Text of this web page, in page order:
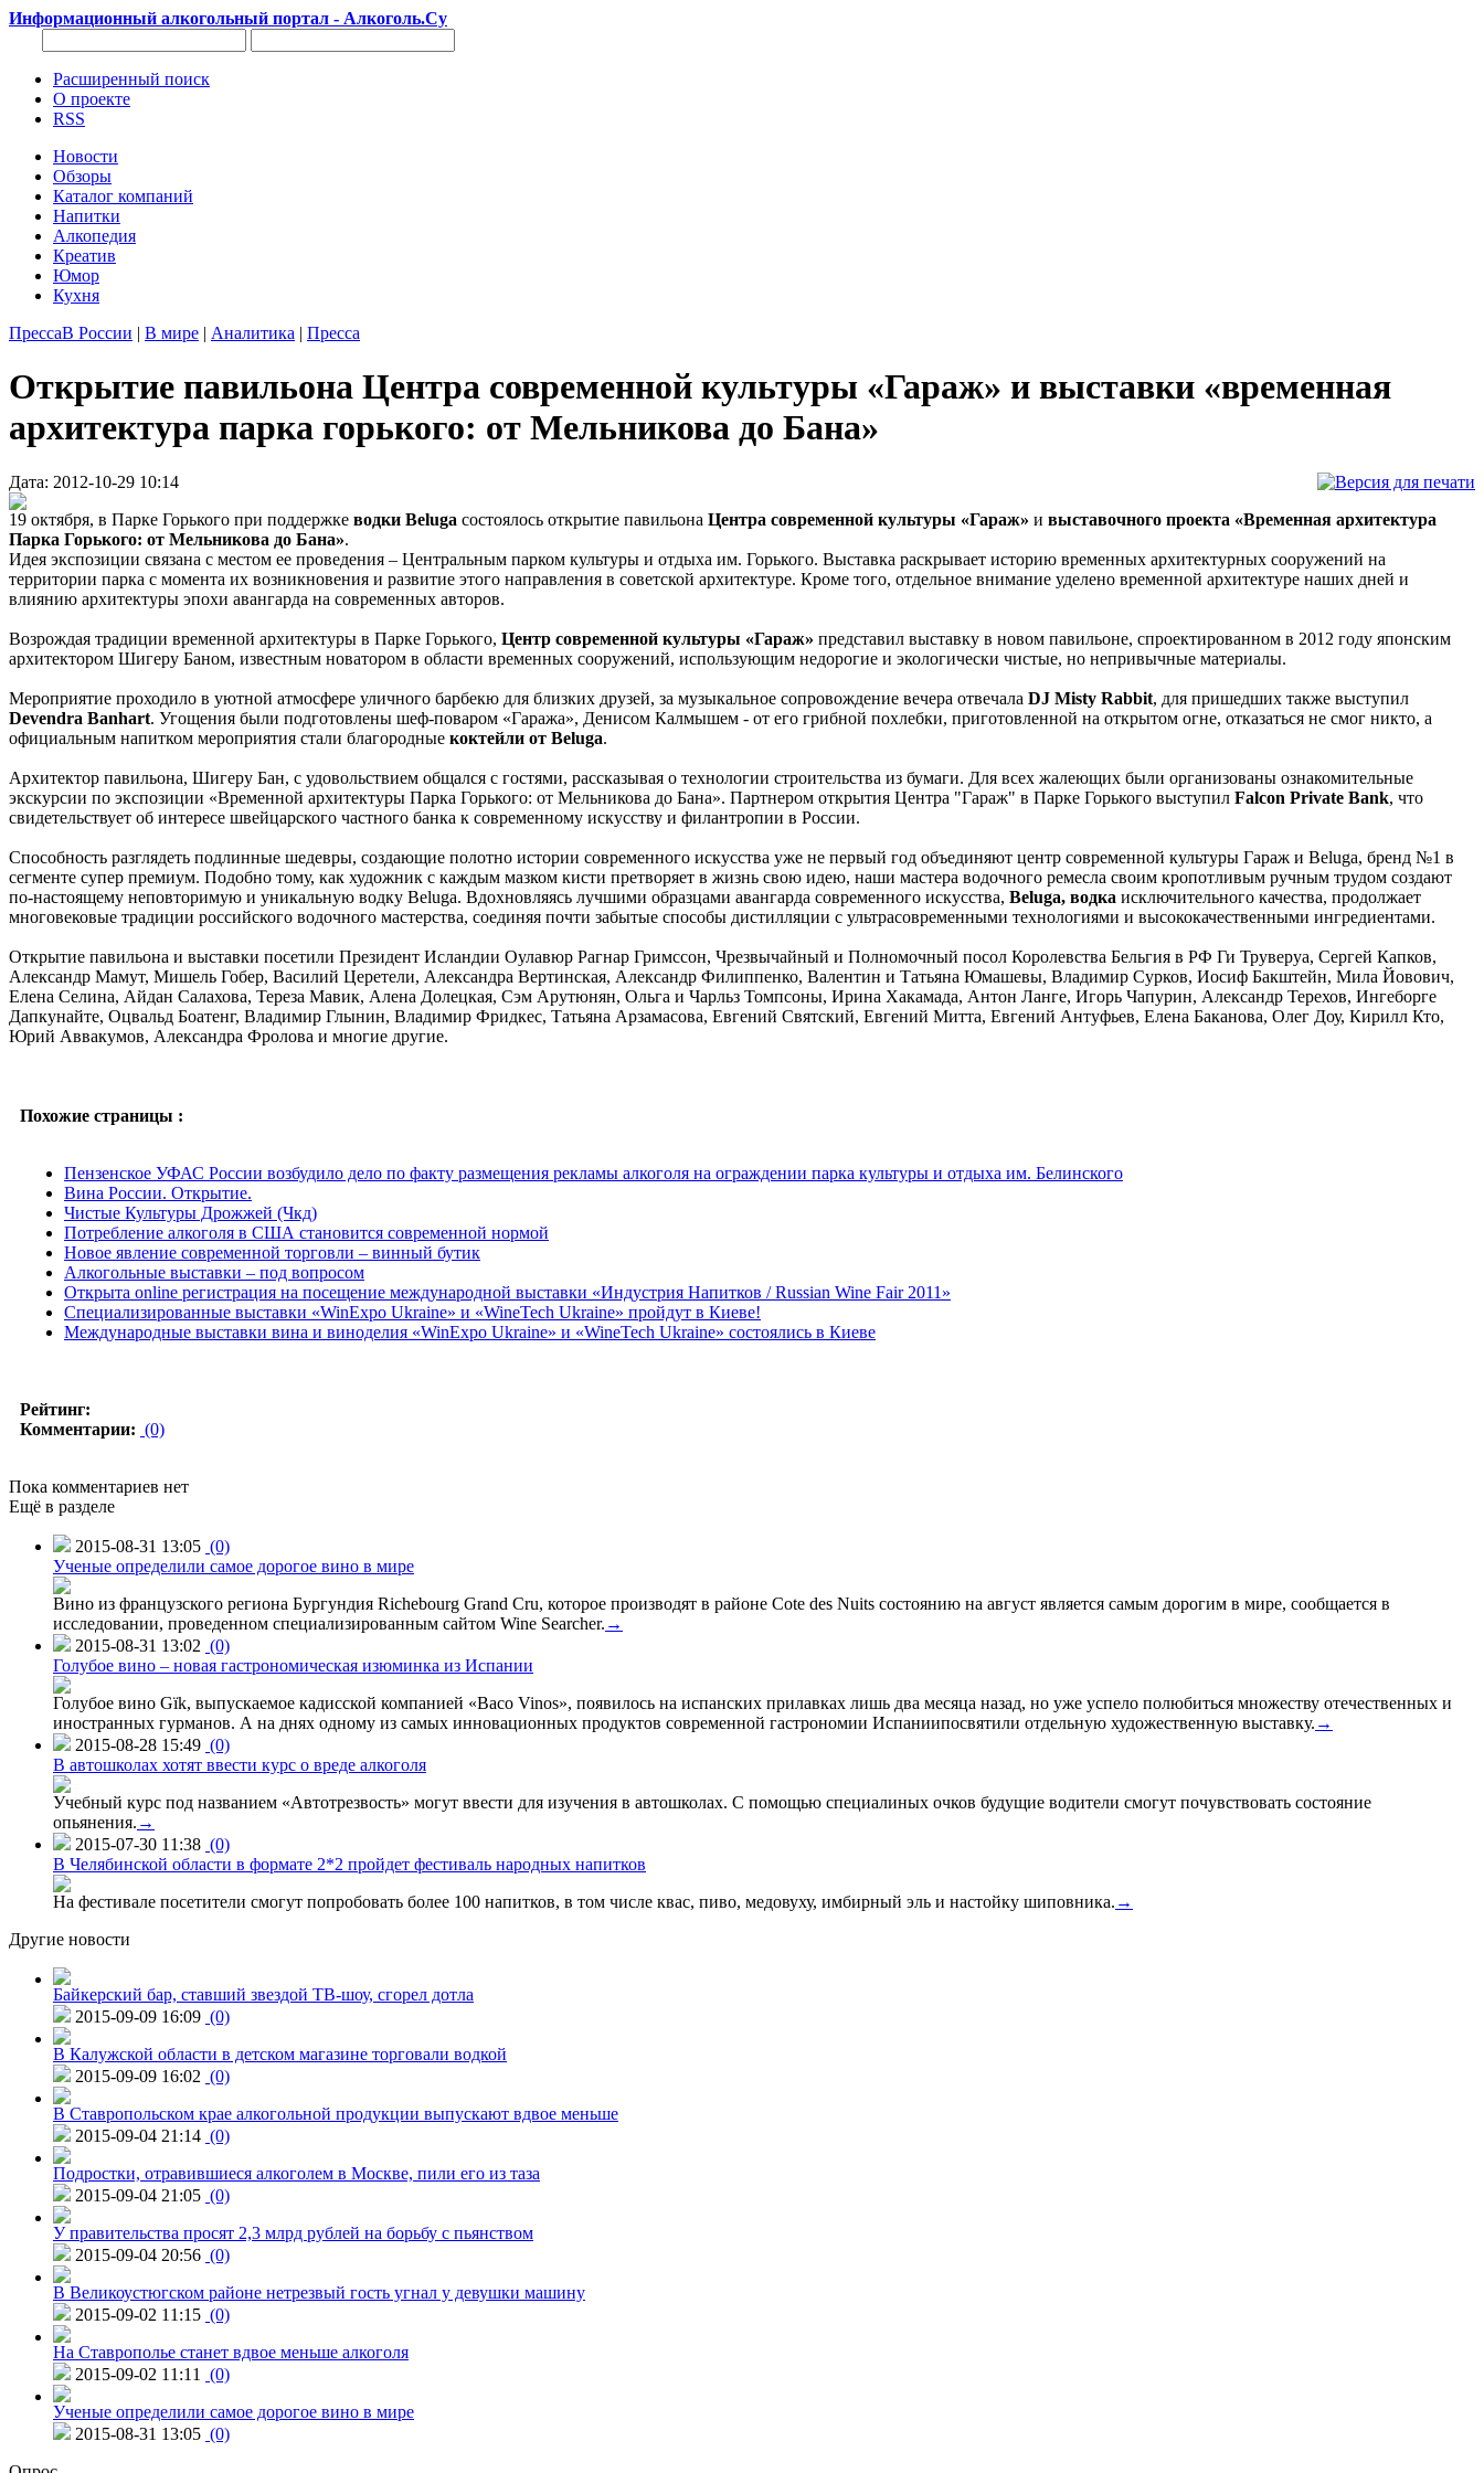
Информационный алкогольный портал - Алкоголь.Су
Расширенный поиск
О проекте
RSS
Новости
Обзоры
Каталог компаний
Напитки
Алкопедия
Креатив
Юмор
Кухня
ПрессаВ России | В мире | Аналитика | Пресса
Открытие павильона Центра современной культуры «Гараж» и выставки «временная
архитектура парка горького: от Мельникова до Бана»
Дата: 2012-10-29 10:14
19 октября, в Парке Горького при поддержке водки Beluga состоялось открытие павильона Центра современной культуры «Гараж» и выставочного проекта «Временная архитектура
Парка Горького: от Мельникова до Бана».
Идея экспозиции связана с местом ее проведения – Центральным парком культуры и отдыха им. Горького. Выставка раскрывает историю временных архитектурных сооружений на
территории парка с момента их возникновения и развитие этого направления в советской архитектуре. Кроме того, отдельное внимание уделено временной архитектуре наших дней и
влиянию архитектуры эпохи авангарда на современных авторов.
Возрождая традиции временной архитектуры в Парке Горького, Центр современной культуры «Гараж» представил выставку в новом павильоне, спроектированном в 2012 году японским
архитектором Шигеру Баном, известным новатором в области временных сооружений, использующим недорогие и экологически чистые, но непривычные материалы.
Мероприятие проходило в уютной атмосфере уличного барбекю для близких друзей, за музыкальное сопровождение вечера отвечала DJ Misty Rabbit, для пришедших также выступил
Devendra Banhart. Угощения были подготовлены шеф-поваром «Гаража», Денисом Калмышем - от его грибной похлебки, приготовленной на открытом огне, отказаться не смог никто, а
официальным напитком мероприятия стали благородные коктейли от Beluga.
Архитектор павильона, Шигеру Бан, с удовольствием общался с гостями, рассказывая о технологии строительства из бумаги. Для всех жалеющих были организованы ознакомительные
экскурсии по экспозиции «Временной архитектуры Парка Горького: от Мельникова до Бана». Партнером открытия Центра "Гараж" в Парке Горького выступил Falcon Private Bank, что
свидетельствует об интересе швейцарского частного банка к современному искусству и филантропии в России.
Способность разглядеть подлинные шедевры, создающие полотно истории современного искусства уже не первый год объединяют центр современной культуры Гараж и Beluga, бренд №1 в
сегменте супер премиум. Подобно тому, как художник с каждым мазком кисти претворяет в жизнь свою идею, наши мастера водочного ремесла своим кропотливым ручным трудом создают
по-настоящему неповторимую и уникальную водку Beluga. Вдохновляясь лучшими образцами авангарда современного искусства, Beluga, водка исключительного качества, продолжает
многовековые традиции российского водочного мастерства, соединяя почти забытые способы дистилляции с ультрасовременными технологиями и высококачественными ингредиентами.
Открытие павильона и выставки посетили Президент Исландии Оулавюр Рагнар Гримссон, Чрезвычайный и Полномочный посол Королевства Бельгия в РФ Ги Труверуа, Сергей Капков,
Александр Мамут, Мишель Гобер, Василий Церетели, Александра Вертинская, Александр Филиппенко, Валентин и Татьяна Юмашевы, Владимир Сурков, Иосиф Бакштейн, Мила Йовович,
Елена Селина, Айдан Салахова, Тереза Мавик, Алена Долецкая, Сэм Арутюнян, Ольга и Чарльз Томпсоны, Ирина Хакамада, Антон Ланге, Игорь Чапурин, Александр Терехов, Ингеборге
Дапкунайте, Оцвальд Боатенг, Владимир Глынин, Владимир Фридкес, Татьяна Арзамасова, Евгений Святский, Евгений Митта, Евгений Антуфьев, Елена Баканова, Олег Доу, Кирилл Кто,
Юрий Аввакумов, Александра Фролова и многие другие.
Похожие страницы :
Пензенское УФАС России возбудило дело по факту размещения рекламы алкоголя на ограждении парка культуры и отдыха им. Белинского
Вина России. Открытие.
Чистые Культуры Дрожжей (Чкд)
Потребление алкоголя в США становится современной нормой
Новое явление современной торговли – винный бутик
Алкогольные выставки – под вопросом
Открыта online регистрация на посещение международной выставки «Индустрия Напитков / Russian Wine Fair 2011»
Специализированные выставки «WinExpo Ukraine» и «WineTech Ukraine» пройдут в Киеве!
Международные выставки вина и виноделия «WinExpo Ukraine» и «WineTech Ukraine» состоялись в Киеве
Рейтинг:
Комментарии: (0)
Пока комментариев нет
Ещё в разделе
2015-08-31 13:05 (0)
Ученые определили самое дорогое вино в мире
Вино из французского региона Бургундия Richebourg Grand Cru, которое производят в районе Cote des Nuits состоянию на август является самым дорогим в мире, сообщается в
исследовании, проведенном специализированным сайтом Wine Searcher. →
2015-08-31 13:02 (0)
Голубое вино – новая гастрономическая изюминка из Испании
Голубое вино Gïk, выпускаемое кадисской компанией «Baco Vinos», появилось на испанских прилавках лишь два месяца назад, но уже успело полюбиться множеству отечественных и
иностранных гурманов. А на днях одному из самых инновационных продуктов современной гастрономии Испаниипосвятили отдельную художественную выставку. →
2015-08-28 15:49 (0)
В автошколах хотят ввести курс о вреде алкоголя
Учебный курс под названием «Автотрезвость» могут ввести для изучения в автошколах. С помощью специалиных очков будущие водители смогут почувствовать состояние
опьянения. →
2015-07-30 11:38 (0)
В Челябинской области в формате 2*2 пройдет фестиваль народных напитков
На фестивале посетители смогут попробовать более 100 напитков, в том числе квас, пиво, медовуху, имбирный эль и настойку шиповника. →
Другие новости
Байкерский бар, ставший звездой ТВ-шоу, сгорел дотла
2015-09-09 16:09 (0)
В Калужской области в детском магазине торговали водкой
2015-09-09 16:02 (0)
В Ставропольском крае алкогольной продукции выпускают вдвое меньше
2015-09-04 21:14 (0)
Подростки, отравившиеся алкоголем в Москве, пили его из таза
2015-09-04 21:05 (0)
У правительства просят 2,3 млрд рублей на борьбу с пьянством
2015-09-04 20:56 (0)
В Великоустюгском районе нетрезвый гость угнал у девушки машину
2015-09-02 11:15 (0)
На Ставрополье станет вдвое меньше алкоголя
2015-09-02 11:11
(0)
Ученые определили самое дорогое вино в мире
2015-08-31 13:05 (0)